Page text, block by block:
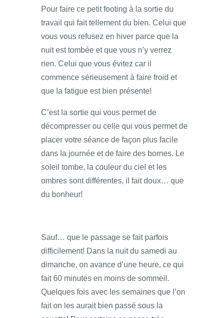
Pour faire ce petit footing à la sortie du
travail qui fait tellement du bien. Celui que
vous vous refusez en hiver parce que la
nuit est tombée et que vous n’y verrez
rien. Celui que vous évitez car il
commence sérieusement à faire froid et
que la fatigue est bien présente!
C’est la sortie qui vous permet de
décompresser ou celle qui vous permet de
placer votre séance de façon plus facile
dans la journée et de faire des bornes. Le
soleil tombe, la couleur du ciel et les
ombres sont différentes, il fait doux… que
du bonheur!
Sauf… que le passage se fait parfois
difficilement! Dans la nuit du samedi au
dimanche, on avance d’une heure, ce qui
fait 60 minutes en moins de sommeil.
Quelques fois avec les semaines que l’on
fait on les aurait bien passé sous la